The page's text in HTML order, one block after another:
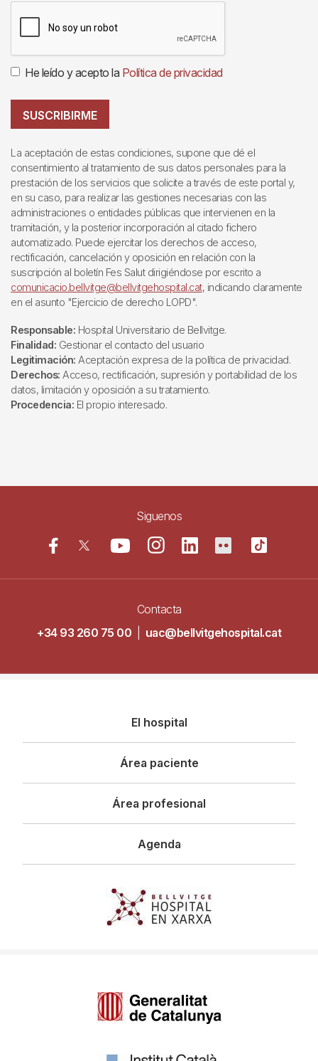
He leído y acepto la Política de privacidad
SUSCRIBIRME
La aceptación de estas condiciones, supone que dé el
consentimiento al tratamiento de sus datos personales para la
prestación de los servicios que solicite a través de este portal y,
en su caso, para realizar las gestiones necesarias con las
administraciones o entidades públicas que intervienen en la
tramitación, y la posterior incorporación al citado fichero
automatizado. Puede ejercitar los derechos de acceso,
rectificación, cancelación y oposición en relación con la
suscripción al boletín Fes Salut dirigiéndose por escrito a
comunicacio.bellvitge@bellvitgehospital.cat, indicando claramente
en el asunto "Ejercicio de derecho LOPD".
Responsable: Hospital Universitario de Bellvitge.
Finalidad: Gestionar el contacto del usuario
Legitimación: Aceptación expresa de la política de privacidad.
Derechos: Acceso, rectificación, supresión y portabilidad de los
datos, limitación y oposición a su tratamiento.
Procedencia: El propio interesado.
Siguenos
Contacta
+34 93 260 75 00
uac@bellvitgehospital.cat
principal
El hospital
Área paciente
Área profesional
Agenda